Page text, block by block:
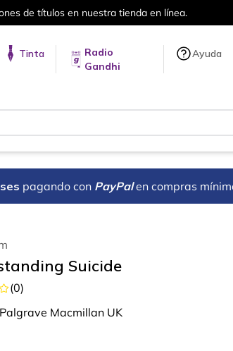
de títulos en nuestra tienda en línea.
Tinta
Radio
Gandhi
Ayuda
pagando con PayPal en compras
Suicide
(0)
Palgrave Macmillan UK